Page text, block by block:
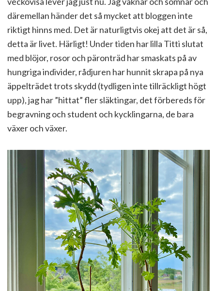
däremellan händer det så mycket att bloggen inte
riktigt hinns med. Det är naturligtvis okej att det är så,
detta är livet. Härligt! Under tiden har lilla Titti slutat
med blöjor, rosor och päronträd har smaskats på av
hungriga individer, rådjuren har hunnit skrapa på nya
äppelträdet trots skydd (tydligen inte tillräckligt högt
upp), jag har ”hittat” fler släktingar, det förbereds för
begravning och student och kycklingarna, de bara
växer och växer.